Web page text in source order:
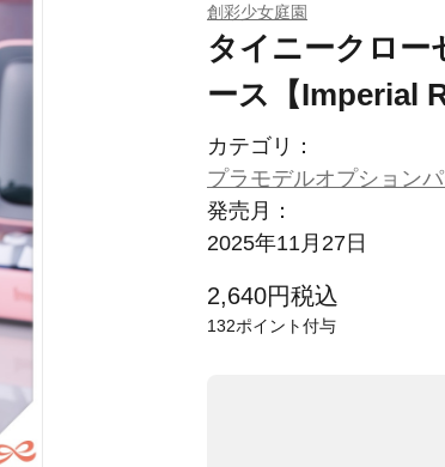
創彩少女庭園
タイニークロー
ース【Imperial
カテゴリ：
プラモデルオプション
発売月：
2025年11月27日
2,640円税込
132ポイント付与